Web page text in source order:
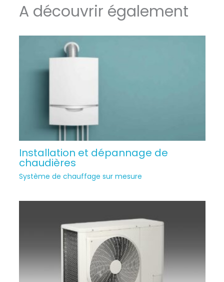
A découvrir également
Installation et dépannage de
chaudières
Système de chauffage sur mesure